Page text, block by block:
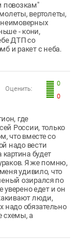
повозкам"
вертолеты,
- кони,
ДТП со
и ракет с неба.
0
0
Оценить:
где
России, только
что вместе со
надо вести
картина будет
Я же помню,
удивило, что
озирался по
уверено едет и он
люди,
надо обязательно
схемы, а